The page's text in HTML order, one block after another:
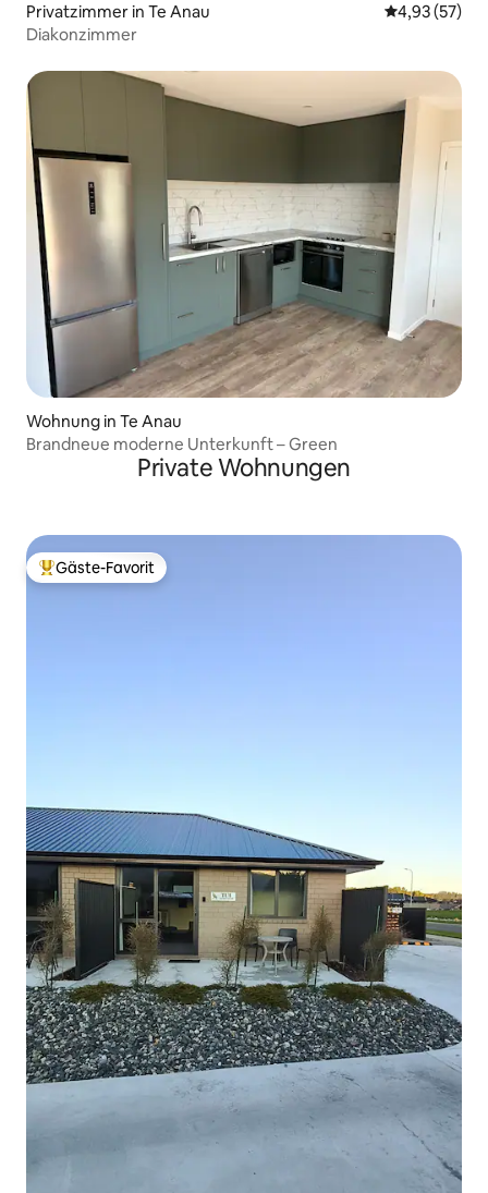
Privatzimmer in Te Anau
4,93 (57)
Diakonzimmer
Wohnung in Te Anau
Brandneue moderne Unterkunft – Green
Private Wohnungen
Beliebter Gäste-Favorit.
Gäste-Favorit